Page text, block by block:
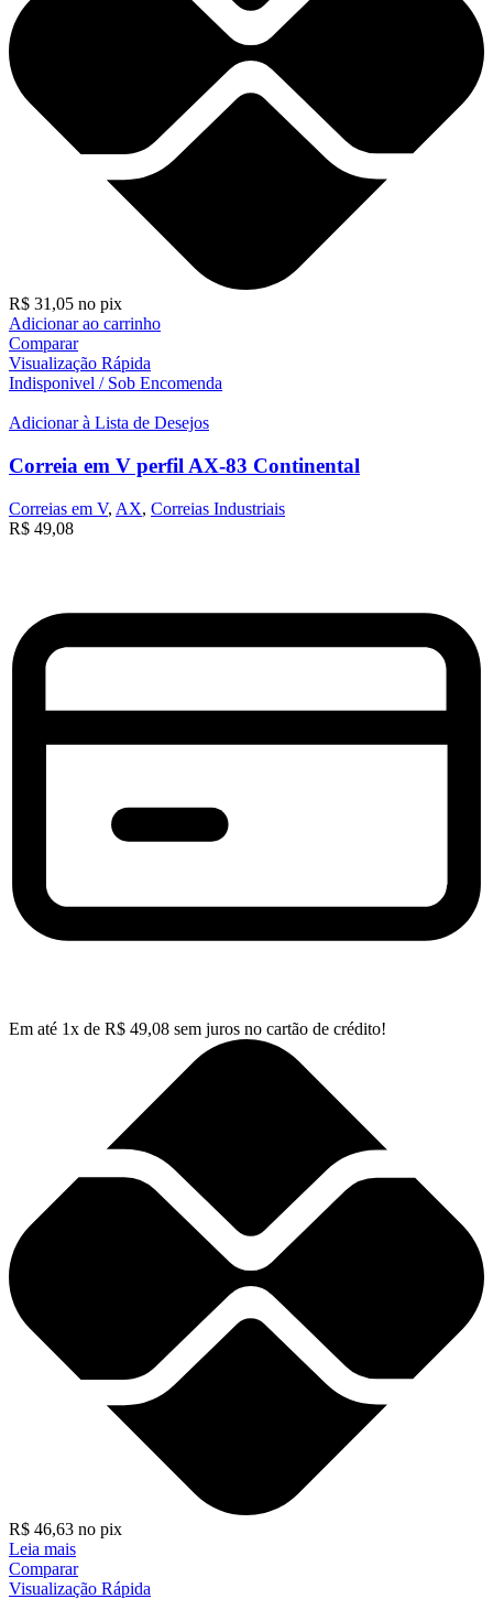
R$ 31,05 no pix
Adicionar ao carrinho
Comparar
Visualização Rápida
Indisponivel / Sob Encomenda
Adicionar à Lista de Desejos
Correia em V perfil AX-83 Continental
Correias em V, AX, Correias Industriais
R$ 49,08
Em até 1x de R$ 49,08 sem juros no cartão de crédito!
R$ 46,63 no pix
Leia mais
Comparar
Visualização Rápida